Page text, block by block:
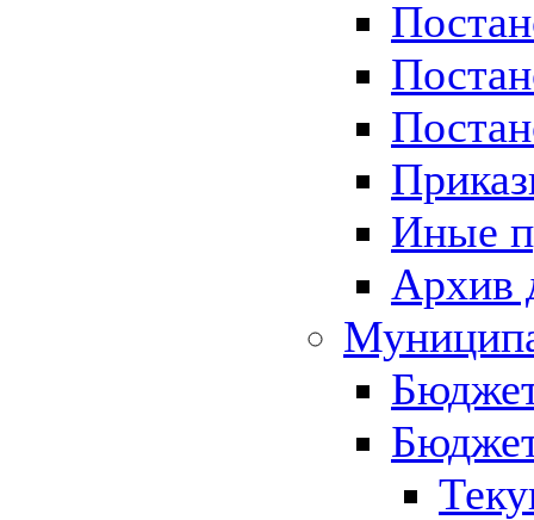
Иные
Архив